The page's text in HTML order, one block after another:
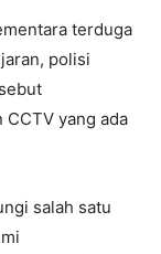
terduga
polisi
yang ada
salah satu